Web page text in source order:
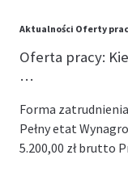
Aktualności Oferty
Oferta pracy:
…
Forma
Pełny etat
5.200,00 zł brutto